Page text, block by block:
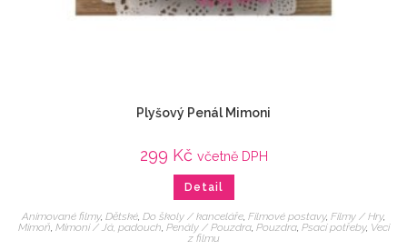
Plyšový Penál Mimoni
299 Kč včetně DPH
Detail
Animované filmy, Dětské Do školy / kanceláře Filmové postavy, Filmy / Hry,
Mimoň Mimoni / Já, padouch Penály / Pouzdra, Pouzdra, Psací potřeby, Veci
z filmu